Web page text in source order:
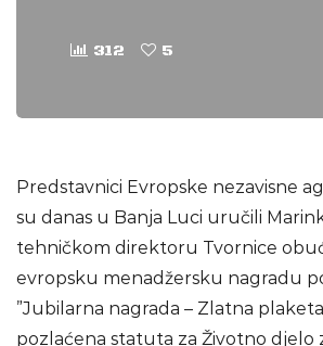
312 5
Predstavnici Evropske nezavisne
su danas u Banja Luci uručili
tehničkom direktoru Tvornice
evropsku menadžersku nagradu
”Jubilarna nagrada – Zlatna
pozlaćena statuta za Životno djelo